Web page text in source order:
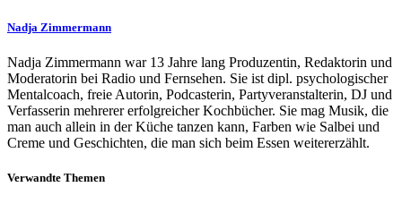
Nadja Zimmermann
Nadja Zimmermann war 13 Jahre lang Produzentin, Redaktorin und
Moderatorin bei Radio und Fernsehen. Sie ist dipl. psychologischer
Mentalcoach, freie Autorin, Podcasterin, Partyveranstalterin, DJ und
Verfasserin mehrerer erfolgreicher Kochbücher. Sie mag Musik, die
man auch allein in der Küche tanzen kann, Farben wie Salbei und
Creme und Geschichten, die man sich beim Essen weitererzählt.
Verwandte Themen